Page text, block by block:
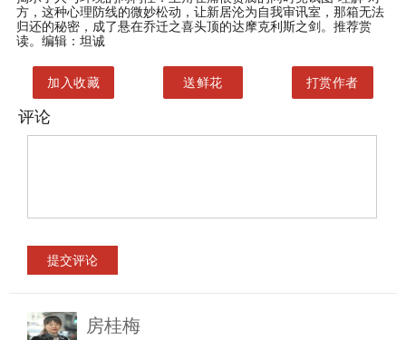
方，这种心理防线的微妙松动，让新居沦为自我审讯室，那箱无法
归还的秘密，成了悬在乔迁之喜头顶的达摩克利斯之剑。推荐赏
读。编辑：坦诚
加入收藏 送鲜花 打赏作者
评论
房桂梅